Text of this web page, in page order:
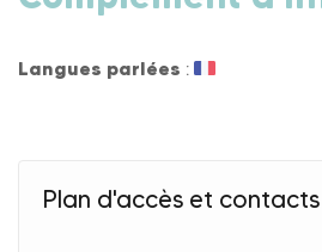
Langues parlées :
Plan d'accès et contacts